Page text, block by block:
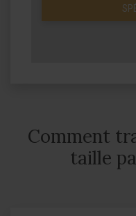
Comment
taille